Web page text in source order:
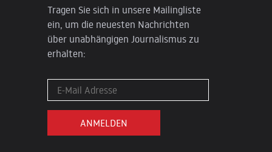
Tragen Sie sich in unsere Mailingliste
ein, um die neuesten Nachrichten
über unabhängigen Journalismus zu
erhalten: